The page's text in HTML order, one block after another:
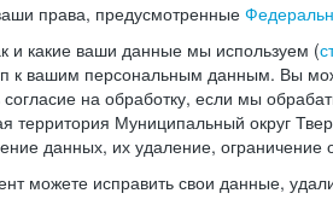
права, предусмотренные
и какие ваши данные мы используем (
к вашим персональным данным. Вы
согласие на обработку, если мы
территория Муниципальный округ
данных, их удаление, ограничение
можете исправить свои данные,